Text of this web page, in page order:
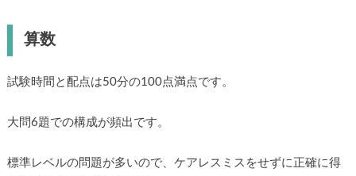
算数
試験時間と配点は50分の100点満点です。
大問6題での構成が頻出です。
標準レベルの問題が多いので、ケアレスミスをせずに正確に得